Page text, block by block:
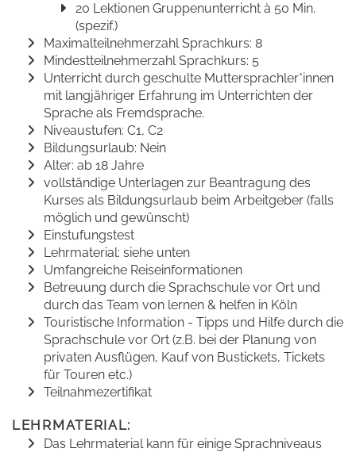
20 Lektionen Gruppenunterricht à 50 Min.
(spezif.)
Maximalteilnehmerzahl Sprachkurs: 8
Mindestteilnehmerzahl Sprachkurs: 5
Unterricht durch geschulte Muttersprachler*innen
mit langjähriger Erfahrung im Unterrichten der
Sprache als Fremdsprache.
Niveaustufen: C1, C2
Bildungsurlaub: Nein
Alter: ab 18 Jahre
vollständige Unterlagen zur Beantragung des
Kurses als Bildungsurlaub beim Arbeitgeber (falls
möglich und gewünscht)
Einstufungstest
Lehrmaterial: siehe unten
Umfangreiche Reiseinformationen
Betreuung durch die Sprachschule vor Ort und
durch das Team von lernen & helfen in Köln
Touristische Information - Tipps und Hilfe durch die
Sprachschule vor Ort (z.B. bei der Planung von
privaten Ausflügen, Kauf von Bustickets, Tickets
für Touren etc.)
Teilnahmezertifikat
LEHRMATERIAL:
Das Lehrmaterial kann für einige Sprachniveaus